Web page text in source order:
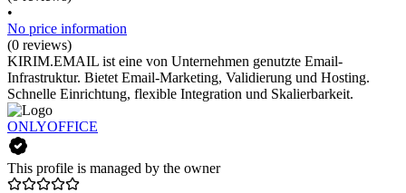
•
No price information
(0 reviews)
KIRIM.EMAIL ist eine von Unternehmen genutzte Email-
Infrastruktur. Bietet Email-Marketing, Validierung und Hosting.
Schnelle Einrichtung, flexible Integration und Skalierbarkeit.
ONLYOFFICE
This profile is managed by the owner